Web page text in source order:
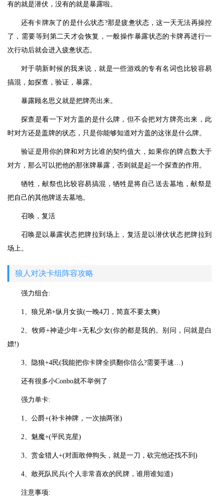
有的就是潜伏，没有的就是暴露啦。
还有卡牌灰了的是什么状态?那是疲惫状态，这一天无法再操控
了，需要等到第二天才会恢复，一般操作暴露状态的卡牌再进行一
次行动后就会进入疲惫状态。
对于萌新时候的我来说，就是一些游戏的专有名词也比较容易
搞混，如探查，验证，暴露。
暴露顾名思义就是把牌亮出来。
探查是看一下对方盖的是什么牌，但不会把对方牌亮出来，此
时对方还是盖牌的状态，只是你能够知道对方盖的这张是什么牌。
验证是用你的牌和对方比谁的契约值大，如果你的牌点数大于
对方，那么可以把他的那张牌暴露，否则就是起一个探查的作用。
牺牲，献祭也比较容易搞混，牺牲是将自己送去墓地，献祭是
把自己的其他牌送去墓地。
召唤，复活
召唤是以暴露状态把牌拉到场上，复活是以潜伏状态把牌拉到
场上。
狼人对决卡组阵容攻略
强力组合:
1、狼兄弟+纵月女孩(一晚4刀，简直不要太爽)
2、牧师+神迹少年+无私少女(你的都是我的。别问，问就是白
嫖!)
3、隐狼+4民(我能把你卡牌全拱翻你信么?需要手速…)
还有很多小Conbo就不举例了
强力单卡:
1、公爵+(补卡神牌，一次抽两张)
2、魅魔+(平民克星)
3、赏金猎人+(对面敢伸狗头，就是一刀，砍完他还找不到)
4、敢死队民兵(个人非常喜欢的民牌，谁用谁知道)
注意事项: